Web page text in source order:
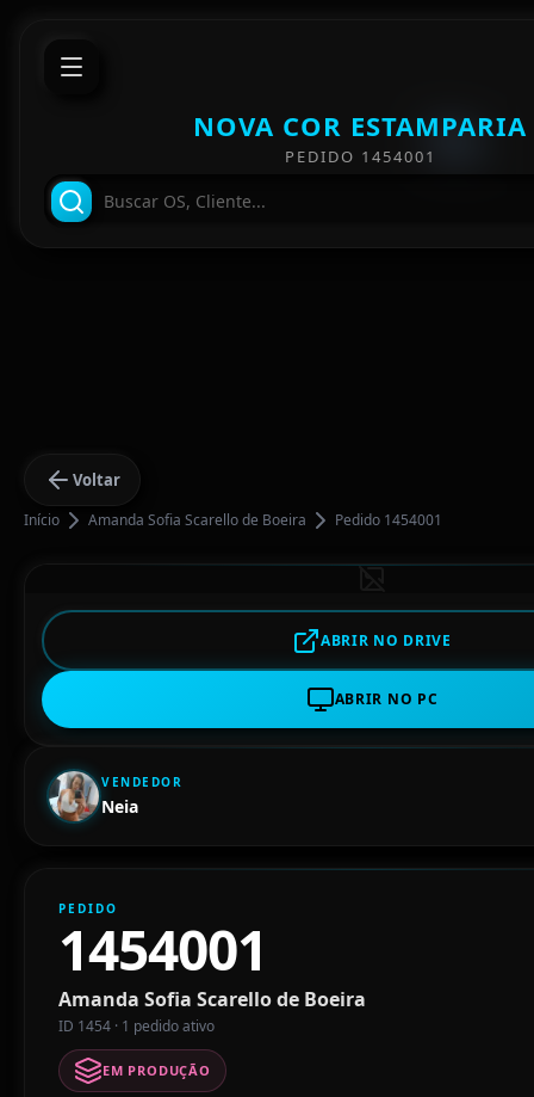
NOVA COR ESTAMPARIA
PEDIDO 1454001
Voltar
Início Amanda Sofia Scarello de Boeira Pedido 1454001
ABRIR NO DRIVE
ABRIR NO PC
VENDEDOR
Neia
PEDIDO
1454001
Amanda Sofia Scarello de Boeira
ID 1454 · 1 pedido ativo
EM PRODUÇÃO